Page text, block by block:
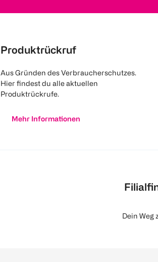
Produktrückruf
Aus Gründen des Verbraucherschutzes.
Hier findest du alle aktuellen
Produktrückrufe.
Mehr Informationen
Dein Weg